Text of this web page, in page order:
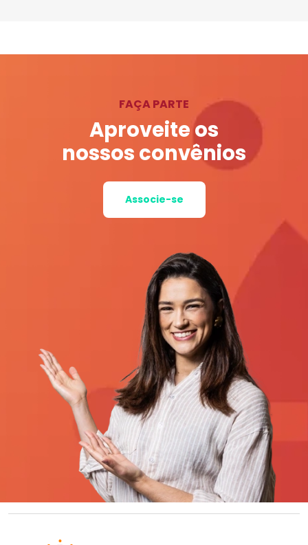
FAÇA PARTE
Aproveite os
nossos convênios
Associe-se